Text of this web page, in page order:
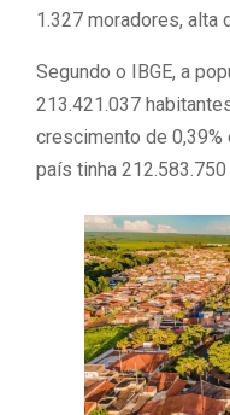
1.327 moradores, alta
Segundo o IBGE, a
213.421.037
crescimento de 0,39%
país tinha